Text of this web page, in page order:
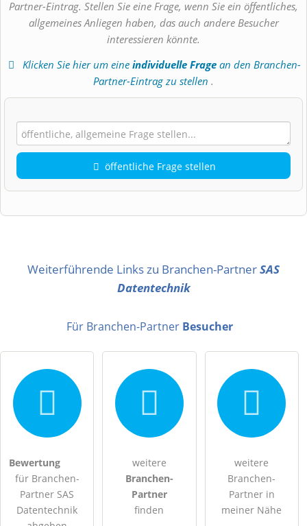
Partner-Eintrag. Stellen Sie eine Frage, wenn Sie ein öffentliches,
allgemeines Anliegen haben, das auch andere Besucher
interessieren könnte.
Klicken Sie hier um eine individuelle Fragean den Branchen-
Partner-Eintrag zu stellen .
öffentliche Frage stellen
Name
E-Mail-Adresse (wird nicht veröffentlicht)
Die Datenschutzerklärung habe ich zur Kenntnis genommen.
öffentliche Frage stellen Abbrechen
Weiterführende Links zu Branchen-PartnerSAS
Datentechnik
Für Branchen-Partner Besucher
Bewertung
für Branchen-
Partner SAS
Datentechnik
weitere
Branchen-
Partner
finden
weitere
Branchen-
Partner in
meiner Nähe